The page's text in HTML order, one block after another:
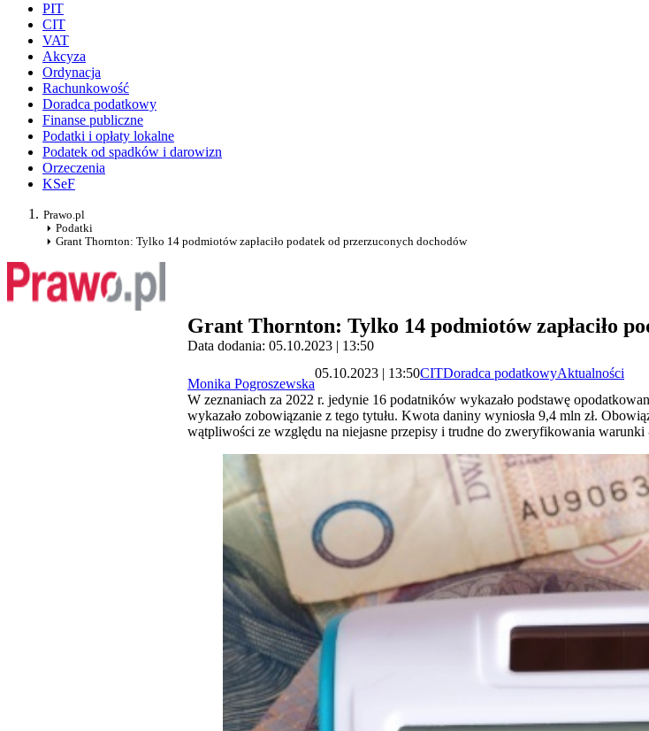
PIT
CIT
VAT
Akcyza
Ordynacja
Rachunkowość
Doradca podatkowy
Finanse publiczne
Podatki i opłaty lokalne
Podatek od spadków i darowizn
Orzeczenia
KSeF
Prawo.pl
Podatki
Grant Thornton: Tylko 14 podmiotów zapłaciło podatek od przerzuconych dochodów
Grant Thornton: Tylko 14 podmiotów zapłaciło
Data dodania: 05.10.2023 | 13:50
Monika Pogroszewska
05.10.2023 | 13:50CITDoradca podatkowyAktualności
W zeznaniach za 2022 r. jedynie 16 podatników wykazało podstawę
wykazało zobowiązanie z tego tytułu. Kwota daniny wyniosła 9,4 mln zł.
wątpliwości ze względu na niejasne przepisy i trudne do zweryfikowania